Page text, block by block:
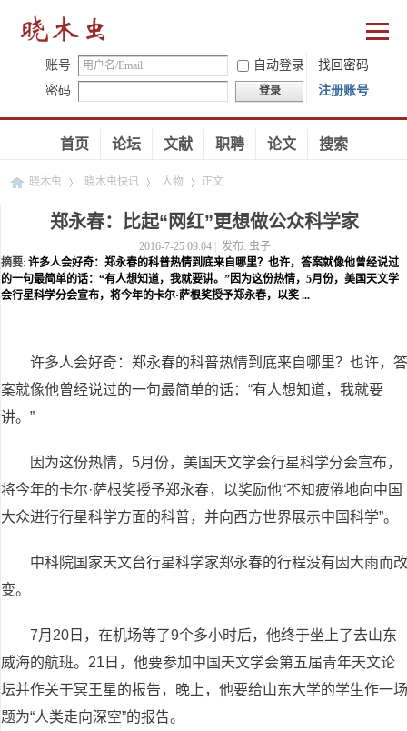
账号 自动登录
找回密码
密码
登录 注册账号
首页 论坛 文献 职聘 论文 搜索
晓木虫
›
晓木虫快讯
›
人物
›
正文
郑永春：比起“网红”更想做公众科学家
2016-7-25 09:04 发布: 虫子
摘要: 许多人会好奇：郑永春的科普热情到底来自哪里？也许，答案就像他曾经说过
的一句最简单的话：“有人想知道，我就要讲。”因为这份热情，5月份，美国天文学
会行星科学分会宣布，将今年的卡尔·萨根奖授予郑永春，以奖 ...
许多人会好奇：郑永春的科普热情到底来自哪里？也许，答
案就像他曾经说过的一句最简单的话：“有人想知道，我就要
讲。”
因为这份热情，5月份，美国天文学会行星科学分会宣布，
将今年的卡尔·萨根奖授予郑永春，以奖励他“不知疲倦地向中国
大众进行行星科学方面的科普，并向西方世界展示中国科学”。
中科院国家天文台行星科学家郑永春的行程没有因大雨而改
变。
7月20日，在机场等了9个多小时后，他终于坐上了去山东
威海的航班。21日，他要参加中国天文学会第五届青年天文论
坛并作关于冥王星的报告，晚上，他要给山东大学的学生作一场
题为“人类走向深空”的报告。